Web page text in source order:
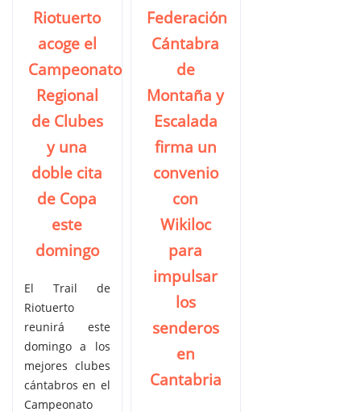
Riotuerto
acoge el
Campeonato
Regional
de Clubes
y una
doble cita
de Copa
este
domingo
El Trail de
Riotuerto
reunirá este
domingo a los
mejores clubes
cántabros en el
Campeonato
Federación
Cántabra
de
Montaña y
Escalada
firma un
convenio
con
Wikiloc
para
impulsar
los
senderos
en
Cantabria